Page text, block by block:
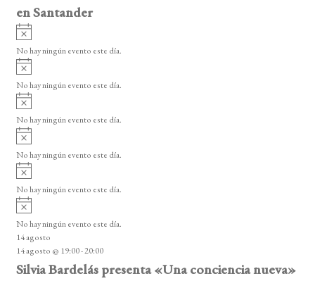
en Santander
A
v
i
o
No hay ningún evento este día.
A
v
i
o
No hay ningún evento este día.
A
v
i
o
No hay ningún evento este día.
A
v
i
o
No hay ningún evento este día.
A
v
i
o
No hay ningún evento este día.
A
v
i
s
o
No hay ningún evento este día.
14 agosto
14 agosto @ 19:00-20:00
Silvia Bardelás presenta «Una conciencia nueva»